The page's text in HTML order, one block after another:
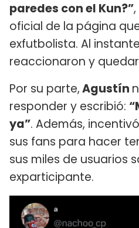
paredes con el Kun?”
oficial de la página
exfutbolista. Al
reaccionaron y
Por su parte,Agustín
responder y escribió:
ya”. Además,
sus fans para hacer
sus miles de usuarios
exparticipante.